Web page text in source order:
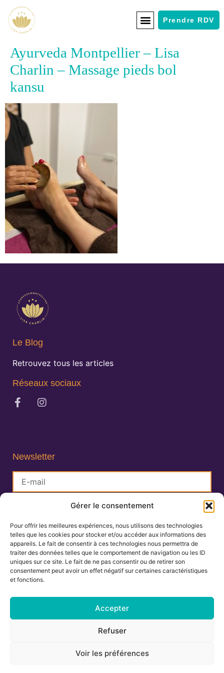
Gérer le consentement
Pour offrir les meilleures expériences, nous utilisons des technologies
telles que les cookies pour stocker et/ou accéder aux informations des
appareils. Le fait de consentir à ces technologies nous permettra de
traiter des données telles que le comportement de navigation ou les ID
uniques sur ce site. Le fait de ne pas consentir ou de retirer son
consentement peut avoir un effet négatif sur certaines caractéristiques
et fonctions.
Accepter
Refuser
Voir les préférences
Prendre RDV
Ayurveda Montpellier – Lisa
Charlin – Massage pieds bol
kansu
Le Blog
Retrouvez tous les articles
Réseaux sociaux
Newsletter
S'inscrire
Lisa Charlin
Praticienne en Ayurveda
06.67.27.25.19
138 avenue de la Royale, résidence les
Cigalines 34160 Castries